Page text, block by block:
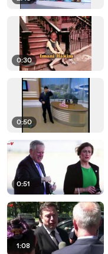
0:30
0:50
0:51
1:08